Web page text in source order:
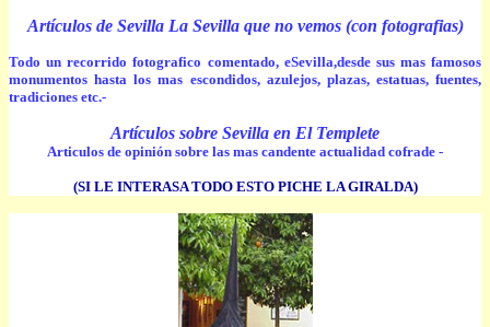
Artículos de Sevilla La Sevilla que no vemos (con fotografias)
Todo un recorrido fotografico comentado, eSevilla,desde sus mas famosos
monumentos hasta los mas escondidos, azulejos, plazas, estatuas, fuentes,
tradiciones etc.-
Artículos sobre Sevilla en El Templete
Articulos de opinión sobre las mas candente actualidad cofrade -
(SI LE INTERASA TODO ESTO PICHE LA GIRALDA)